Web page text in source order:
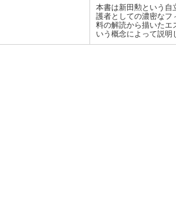
本書は新田勲という自
護者としての濃密なフ
料の解読から描いたエ
いう概念によって説明